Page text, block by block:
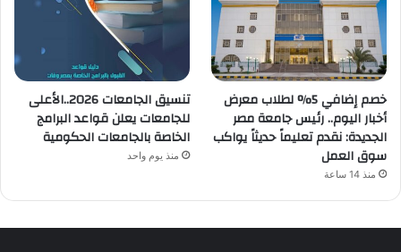
خصم إضافي 5% لطلاب معرض
أخبار اليوم.. رئيس جامعة مصر
الجديدة: نقدم تعليماً حديثاً يواكب
سوق العمل
منذ 14 ساعة
تنسيق الجامعات 2026..الأعلى
للجامعات يعلن قواعد البرامج
الخاصة بالجامعات الحكومية
منذ يوم واحد